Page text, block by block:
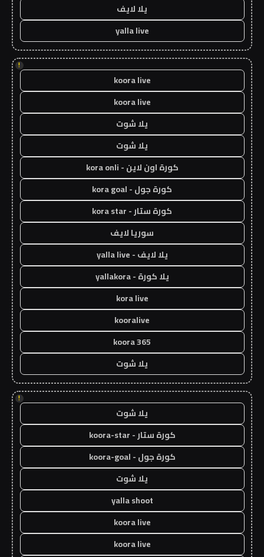
يلا لايف
yalla live
!
koora live
koora live
يلا شوت
يلا شوت
كورة اون لاين - kora onli
كورة جول - kora goal
كورة ستار - kora star
سوريا لايف
يلا لايف - yalla live
يلا كورة - yallakora
kora live
kooralive
koora 365
يلا شوت
!
يلا شوت
كورة ستار - koora-star
كورة جول - koora-goal
يلا شوت
yalla shoot
koora live
koora live